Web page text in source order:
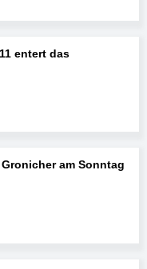
entert das
am Sonntag